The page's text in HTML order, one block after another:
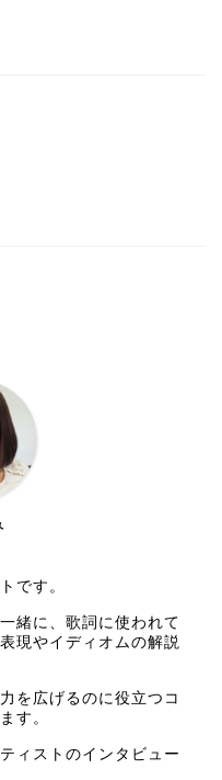
です。
緒に、歌詞に使われて
現やイディオムの解説
を広げるのに役立つコ
す。
ィストのインタビュー